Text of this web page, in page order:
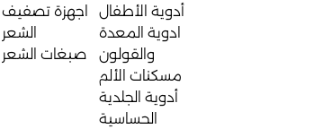
أدوية الأطفال
ادوية المعدة
والقولون
مسكنات الألم
أدوية الجلدية
الحساسية
اجهزة تصفيف
الشعر
صبغات الشعر